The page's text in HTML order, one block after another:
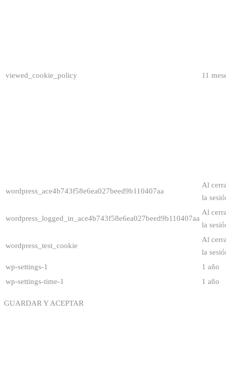
viewed_cookie_policy 11
wordpress_ace4b743f58e6ea027beed9b110407aa
Al
la
wordpress_logged_in_ace4b743f58e6ea027beed9b110407aa
Al
la
wordpress_test_cookie
Al
la
wp-settings-1
1 año
wp-settings-time-1
1 año
GUARDAR Y ACEPTAR